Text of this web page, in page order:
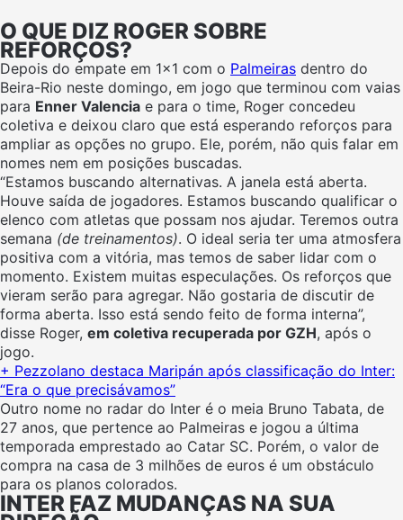
O QUE DIZ ROGER SOBRE
REFORÇOS?
Depois do empate em 1×1 com o Palmeiras dentro do
Beira-Rio neste domingo, em jogo que terminou com vaias
para Enner Valencia e para o time, Roger concedeu
coletiva e deixou claro que está esperando reforços para
ampliar as opções no grupo. Ele, porém, não quis falar em
nomes nem em posições buscadas.
“Estamos buscando alternativas. A janela está aberta.
Houve saída de jogadores. Estamos buscando qualificar o
elenco com atletas que possam nos ajudar. Teremos outra
semana (de treinamentos). O ideal seria ter uma atmosfera
positiva com a vitória, mas temos de saber lidar com o
momento. Existem muitas especulações. Os reforços que
vieram serão para agregar. Não gostaria de discutir de
forma aberta. Isso está sendo feito de forma interna”,
disse Roger, em coletiva recuperada por GZH, após o
jogo.
+ Pezzolano destaca Maripán após classificação do Inter:
“Era o que precisávamos”
Outro nome no radar do Inter é o meia Bruno Tabata, de
27 anos, que pertence ao Palmeiras e jogou a última
temporada emprestado ao Catar SC. Porém, o valor de
compra na casa de 3 milhões de euros é um obstáculo
para os planos colorados.
INTER FAZ MUDANÇAS NA SUA